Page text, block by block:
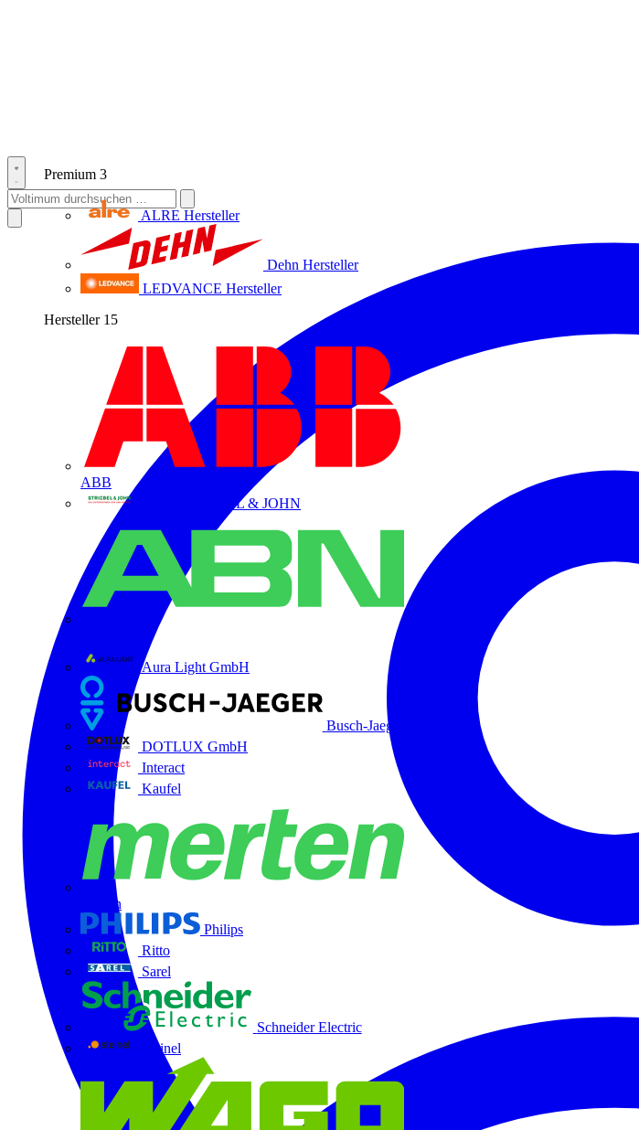
Premium 3
ALRE Hersteller
Dehn Hersteller
LEDVANCE Hersteller
Hersteller 15
ABB
ABB STRIEBEL & JOHN
Aura Light GmbH
Busch-Jaeger
DOTLUX GmbH
Interact
Kaufel
Merten
Philips
Ritto
Sarel
Schneider Electric
Steinel